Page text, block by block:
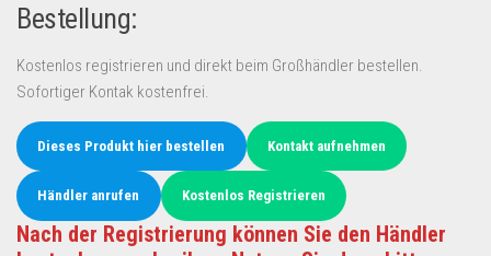
Bestellung:
Kostenlos registrieren und direkt beim Großhändler bestellen.
Sofortiger Kontak kostenfrei.
Dieses Produkt hier bestellen Kontakt aufnehmen
Händler anrufen Kostenlos Registrieren
Nach der Registrierung können Sie den Händler